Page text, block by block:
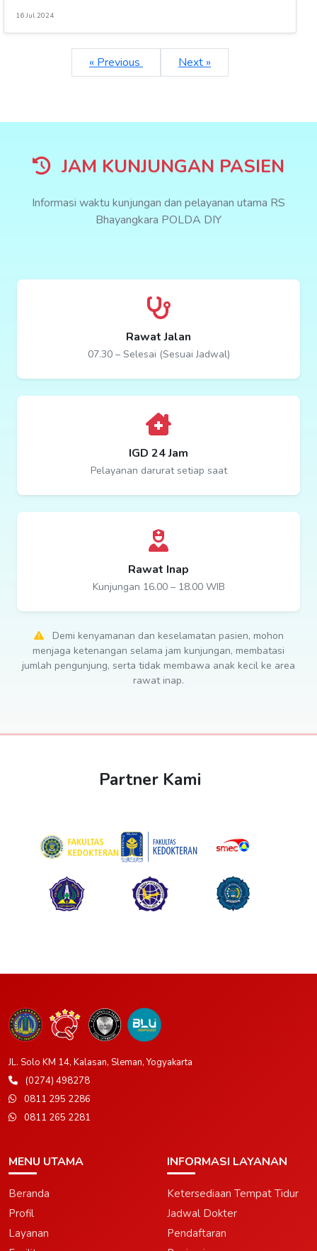
16 Jul 2024
« Previous Next »
JAM KUNJUNGAN PASIEN
Informasi waktu kunjungan dan pelayanan utama RS
Bhayangkara POLDA DIY
Rawat Jalan
07.30 – Selesai (Sesuai Jadwal)
IGD 24 Jam
Pelayanan darurat setiap saat
Rawat Inap
Kunjungan 16.00 – 18.00 WIB
Demi kenyamanan dan keselamatan pasien, mohon
menjaga ketenangan selama jam kunjungan, membatasi
jumlah pengunjung, serta tidak membawa anak kecil ke area
rawat inap.
Partner Kami
JL. Solo KM 14, Kalasan, Sleman, Yogyakarta
(0274) 498278
0811 295 2286
0811 265 2281
MENU UTAMA
Beranda
Profil
Layanan
INFORMASI LAYANAN
Ketersediaan Tempat Tidur
Jadwal Dokter
Pendaftaran